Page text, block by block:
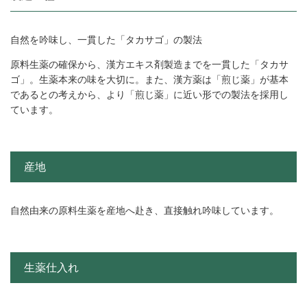
自然を吟味し、一貫した「タカサゴ」の製法
原料生薬の確保から、漢方エキス剤製造までを一貫した「タカサ
ゴ」。生薬本来の味を大切に。また、漢方薬は「煎じ薬」が基本
であるとの考えから、より「煎じ薬」に近い形での製法を採用し
ています。
産地
自然由来の原料生薬を産地へ赴き、直接触れ吟味しています。
生薬仕入れ